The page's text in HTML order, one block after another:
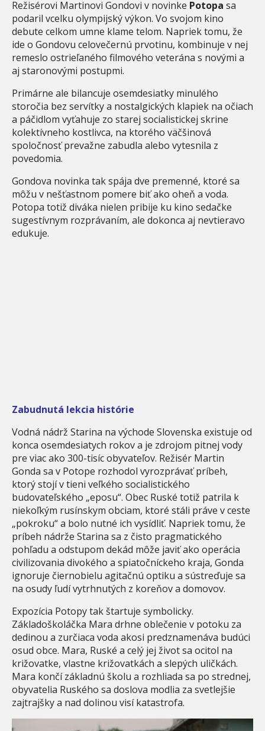
Režisérovi Martinovi Gondovi v novinke Potopa sa
podaril vcelku olympijský výkon. Vo svojom kino
debute celkom umne klame telom. Napriek tomu, že
ide o Gondovu celovečernú prvotinu, kombinuje v nej
remeslo ostrieľaného filmového veterána s novými a
aj staronovými postupmi.
Primárne ale bilancuje osemdesiatky minulého
storočia bez servítky a nostalgických klapiek na očiach
a páčidlom vyťahuje zo starej socialistickej skrine
kolektívneho kostlivca, na ktorého väčšinová
spoločnosť prevažne zabudla alebo vytesnila z
povedomia.
Gondova novinka tak spája dve premenné, ktoré sa
môžu v nešťastnom pomere biť ako oheň a voda.
Potopa totiž diváka nielen pribije ku kino sedačke
sugestívnym rozprávaním, ale dokonca aj nevtieravo
edukuje.
Zabudnutá lekcia histórie
Vodná nádrž Starina na východe Slovenska existuje od
konca osemdesiatych rokov a je zdrojom pitnej vody
pre viac ako 300-tisíc obyvateľov. Režisér Martin
Gonda sa v Potope rozhodol vyrozprávať príbeh,
ktorý stojí v tieni veľkého socialistického
budovateľského „eposu“. Obec Ruské totiž patrila k
niekoľkým rusínskym obciam, ktoré stáli práve v ceste
„pokroku“ a bolo nutné ich vysídliť. Napriek tomu, že
príbeh nádrže Starina sa z čisto pragmatického
pohľadu a odstupom dekád môže javiť ako operácia
civilizovania divokého a spiatočníckeho kraja, Gonda
ignoruje čiernobielu agitačnú optiku a sústreďuje sa
na osudy ľudí vytrhnutých z koreňov a domovov.
Expozícia Potopy tak štartuje symbolicky.
Základoškoláčka Mara drhne oblečenie v potoku za
dedinou a zurčiaca voda akosi predznamenáva budúci
osud obce. Mara, Ruské a celý jej život sa ocitol na
križovatke, vlastne križovatkách a slepých uličkách.
Mara končí základnú školu a rozhliada sa po strednej,
obyvatelia Ruského sa doslova modlia za svetlejšie
zajtrajšky a nad dolinou visí katastrofa.